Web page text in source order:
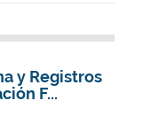
y Registros
F...